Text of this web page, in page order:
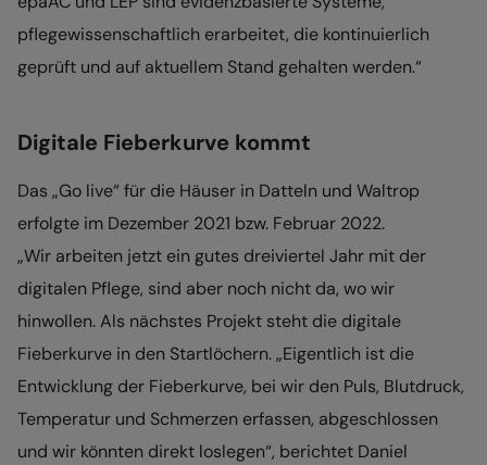
pflegewissenschaftlich erarbeitet, die kontinuierlich
geprüft und auf aktuellem Stand gehalten werden.“
Digitale Fieberkurve kommt
Das „Go live“ für die Häuser in Datteln und Waltrop
erfolgte im Dezember 2021 bzw. Februar 2022.
„Wir arbeiten jetzt ein gutes dreiviertel Jahr mit der
digitalen Pflege, sind aber noch nicht da, wo wir
hinwollen. Als nächstes Projekt steht die digitale
Fieberkurve in den Startlöchern. „Eigentlich ist die
Entwicklung der Fieberkurve, bei wir den Puls, Blutdruck,
Temperatur und Schmerzen erfassen, abgeschlossen
und wir könnten direkt loslegen“, berichtet Daniel